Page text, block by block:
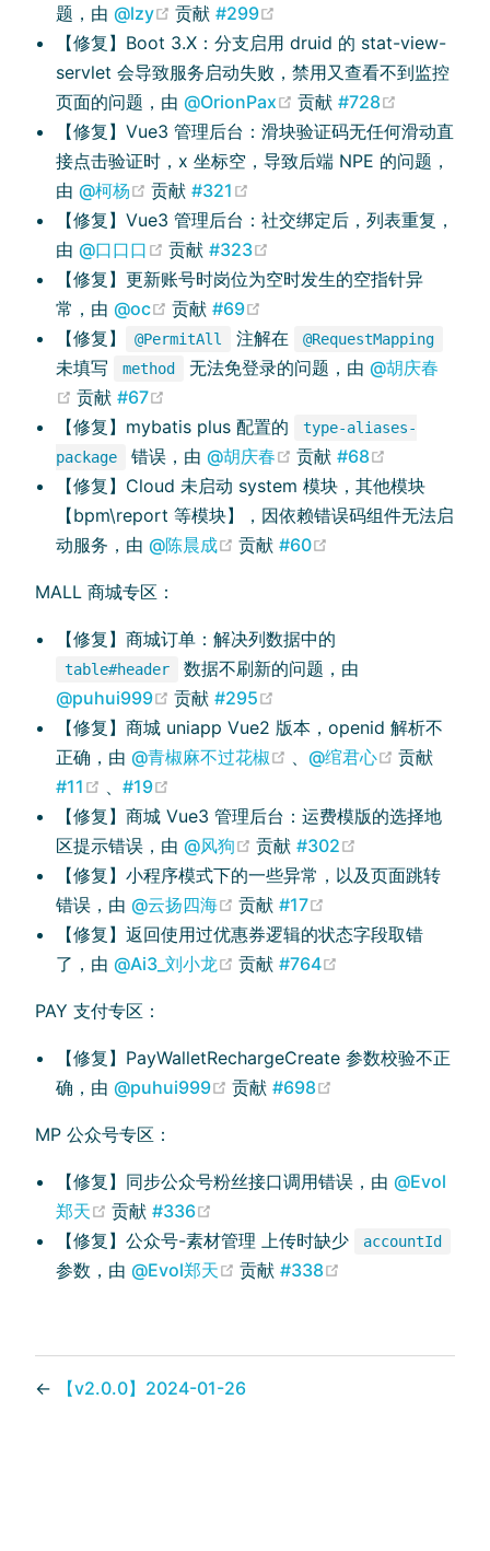
题，由@lzy (opens new window)
贡献#299
【修复】Boot 3.X：分支启用 druid 的 stat-view-
servlet 会导致服务启动失败，禁用又查看不到监控
页面的问题，由@OrionPax (opens new window)
贡献#728
【修复】Vue3 管理后台：滑块验证码无任何滑动直
接点击验证时，x 坐标空，导致后端 NPE 的问题，
由@柯杨 (opens new window)
贡献#321
【修复】Vue3 管理后台：社交绑定后，列表重复，
由@口口口 (opens new window)
贡献#323
【修复】更新账号时岗位为空时发生的空指针异
常，由@oc (opens new window)
贡献#69
【修复】
@PermitAll 注解在 @RequestMapping
未填写 method 无法免登录的问题，由@胡庆春
(opens new window)
贡献#67
【修复】mybatis plus 配置的
type-aliases-
package
错误，由@胡庆春 (opens new window)
贡献#68
【修复】Cloud 未启动 system 模块，其他模块
【bpm\report 等模块】，因依赖错误码组件无法启
动服务，由@陈晨成 (opens new window)
贡献#60
MALL 商城专区：
【修复】商城订单：解决列数据中的
table#header
数据不刷新的问题，由
@puhui999
(opens new window)
贡献#295
【修复】商城 uniapp Vue2 版本，openid 解析不
正确，由@青椒麻不过花椒 (opens new window)
、@绾君心 (opens
贡献
#11
(opens new window)
、#19
【修复】商城 Vue3 管理后台：运费模版的选择地
区提示错误，由@风狗 (opens new window)
贡献#302
【修复】小程序模式下的一些异常，以及页面跳转
错误，由@云扬四海 (opens new window)
贡献#17
【修复】返回使用过优惠券逻辑的状态字段取错
了，由@Ai3_刘小龙 (opens new window)
贡献#764
PAY 支付专区：
【修复】PayWalletRechargeCreate 参数校验不正
确，由@puhui999 (opens new window)
贡献#698
MP 公众号专区：
【修复】同步公众号粉丝接口调用错误，由@Evol
郑天
(opens new window)
贡献#336
【修复】公众号-素材管理 上传时缺少
accountId
参数，由@Evol郑天 (opens new window)
贡献#338
← 【v2.0.0】2024-01-26